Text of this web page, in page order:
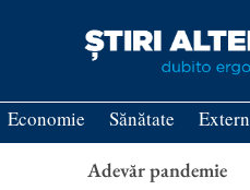
Economie Sănătate Extern
Adevăr pandemie